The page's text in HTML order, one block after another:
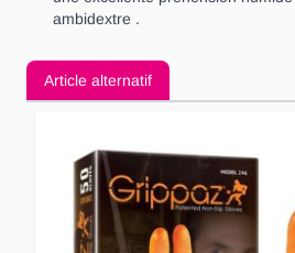
ambidextre .
Article alternatif